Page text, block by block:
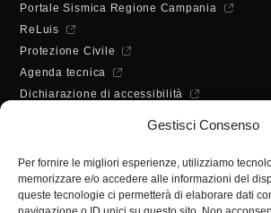
Gestisci Consenso
Per fornire le migliori esperienze, utilizziamo
memorizzare e/o accedere alle informazioni del
queste tecnologie ci permetterà di elaborare dati
Portale Sismica Regione Campania
ReLuis
Protezione Civile
Agenda tecnica
Dichiarazione di accessibilità
Lunedì - Mercoledì - Venerdì:
Martedì - Giovedì:
10:00 - 12:00 / 14:30 - 16:30